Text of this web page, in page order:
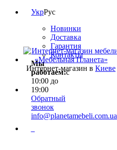
УкрРус
Новинки
Доставка
Гарантия
Контакты
Мы
работаем:с
10:00 до
19:00
Обратный
звонок
info@planetamebeli.com.ua
Интернет-магазин в Киеве